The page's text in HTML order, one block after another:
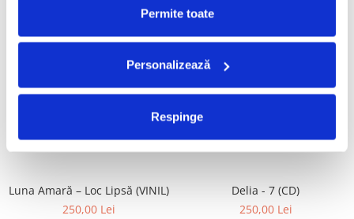
Permite toate
Personalizează
Respinge
Iris - II (Disc Vinil)
100,00 Lei
ADAUGA IN COS
Alexandra Stan - Saxobeats
(Transparent Vinyl, Bonus
ADAUGA IN COS
Luna Amară – Loc Lipsă (VINIL)
250,00 Lei
Delia - 7 (CD)
250,00 Lei